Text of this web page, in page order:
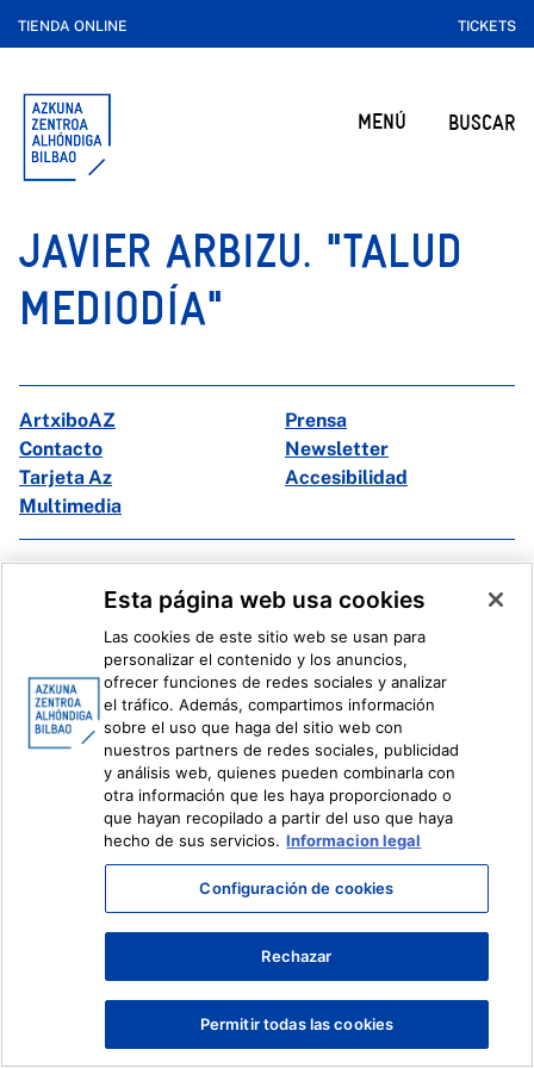
TIENDA ONLINE TICKETS
MENÚ BUSCAR
JAVIER ARBIZU. "TALUD
MEDIODÍA"
ArtxiboAZ
Prensa
Contacto
Newsletter
Tarjeta Az
Accesibilidad
Multimedia
Instagram
Youtube
Ivoox
Información legal Sistema Interno de Información
Esta página web usa cookies
Las cookies de este sitio web se usan para
personalizar el contenido y los anuncios,
ofrecer funciones de redes sociales y analizar
el tráfico. Además, compartimos información
sobre el uso que haga del sitio web con
nuestros partners de redes sociales, publicidad
y análisis web, quienes pueden combinarla con
otra información que les haya proporcionado o
que hayan recopilado a partir del uso que haya
hecho de sus servicios. Informacion legal
Configuración de cookies
Rechazar
Permitir todas las cookies